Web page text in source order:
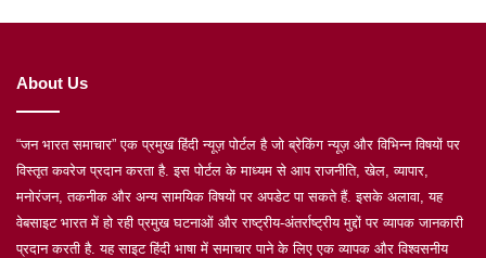
About Us
“जन भारत समाचार” एक प्रमुख हिंदी न्यूज़ पोर्टल है जो ब्रेकिंग न्यूज़ और विभिन्न विषयों पर
विस्तृत कवरेज प्रदान करता है. इस पोर्टल के माध्यम से आप राजनीति, खेल, व्यापार,
मनोरंजन, तकनीक और अन्य सामयिक विषयों पर अपडेट पा सकते हैं. इसके अलावा, यह
वेबसाइट भारत में हो रही प्रमुख घटनाओं और राष्ट्रीय-अंतर्राष्ट्रीय मुद्दों पर व्यापक जानकारी
प्रदान करती है. यह साइट हिंदी भाषा में समाचार पाने के लिए एक व्यापक और विश्वसनीय